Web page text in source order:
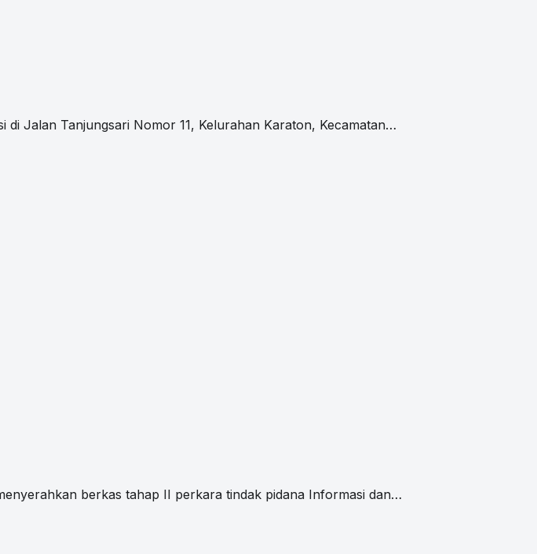
di Jalan Tanjungsari Nomor 11, Kelurahan Karaton, Kecamatan…
berkas tahap II perkara tindak pidana Informasi dan…